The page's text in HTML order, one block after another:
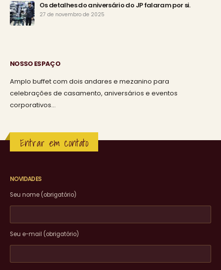
Os detalhes do aniversário do JP falaram por si.
27 de novembro de 2025
NOSSO ESPAÇO
Amplo buffet com dois andares e mezanino para
celebrações de casamento, aniversários e eventos
corporativos…
Entrar em contato
NOVIDADES
Seu nome (obrigatório)
Seu e-mail (obrigatório)